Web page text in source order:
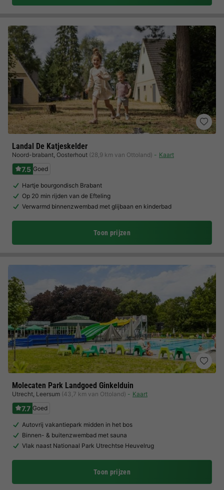
Landal De Katjeskelder
Noord-brabant, Oosterhout (28,9 km van Ottoland) Kaart
7.5 Goed
Hartje bourgondisch Brabant
Op 20 min rijden van de Efteling
Verwarmd binnenzwembad met glijbaan en kinderbad
Toon prijzen
Molecaten Park Landgoed Ginkelduin
Utrecht, Leersum (43,7 km van Ottoland) Kaart
7.7 Goed
Autovrij vakantiepark midden in het bos
Binnen- & buitenzwembad met sauna
Vlak naast Nationaal Park Utrechtse Heuvelrug
Toon prijzen